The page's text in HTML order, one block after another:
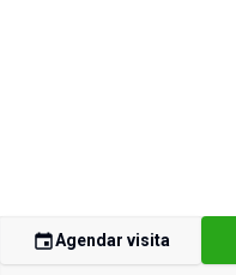
Agendar visita